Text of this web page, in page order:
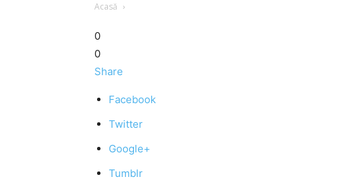
Acasă
0
0
Share
Facebook
Twitter
Google+
Tumblr